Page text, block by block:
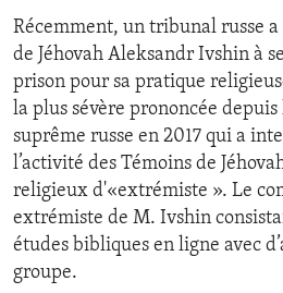
ECONOMY AND TRADE
ENVIRONMENT AND HEALTH
IDEALS AND INSTITUTIONS
Récemment, un tribunal russe
de Jéhovah Aleksandr Ivshin à
prison pour sa pratique
la plus sévère prononcée
suprême russe en 2017 qui a
l’activité des Témoins de
religieux d'«extrémiste ». Le
extrémiste de M. Ivshin
études bibliques en ligne avec
groupe.